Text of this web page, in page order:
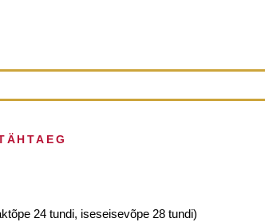
24 tundi, iseseisevõpe 28 tundi)